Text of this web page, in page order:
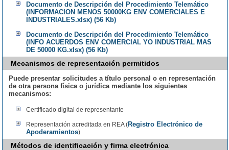
Documento de Descripción del Procedimiento Telemático
(INFORMACION MENOS 50000KG ENV COMERCIALES E
INDUSTRIALES.xlsx) (56 Kb)
Documento de Descripción del Procedimiento Telemático
(INFO ACUERDOS ENV COMERCIAL YO INDUSTRIAL MAS
DE 50000 KG.xlsx) (56 Kb)
Mecanismos de representación permitidos
Puede presentar solicitudes a título personal o en representación
de otra persona física o jurídica mediante los siguientes
mecanismos:
Certificado digital de representante
Representación acreditada en REA (Registro Electrónico de
Apoderamientos)
Métodos de identificación y firma electrónica